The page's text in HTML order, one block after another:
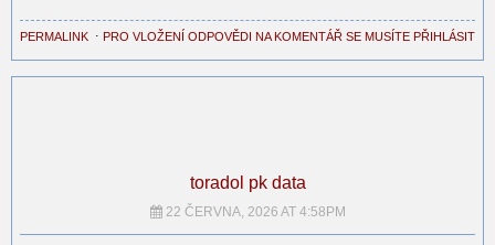
PERMALINK ⋅ PRO VLOŽENÍ ODPOVĚDI NA KOMENTÁŘ SE MUSÍTE PŘIHLÁSIT
toradol pk data
22 ČERVNA, 2026 AT 4:58PM